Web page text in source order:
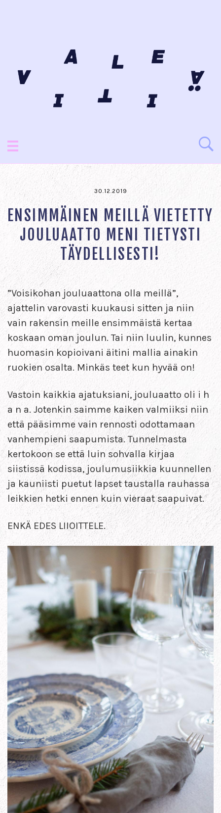
30.12.2019
ENSIMMÄINEN MEILLÄ VIETETTY
JOULUAATTO MENI TIETYSTI
TÄYDELLISESTI!
”Voisikohan jouluaattona olla meillä”,
ajattelin varovasti kuukausi sitten ja niin
vain rakensin meille ensimmäistä kertaa
koskaan oman joulun. Tai niin luulin, kunnes
huomasin kopioivani äitini mallia ainakin
ruokien osalta. Minkäs teet kun hyvää on!
Vastoin kaikkia ajatuksiani, jouluaatto oli i h
a n a. Jotenkin saimme kaiken valmiiksi niin
että pääsimme vain rennosti odottamaan
vanhempieni saapumista. Tunnelmasta
kertokoon se että luin sohvalla kirjaa
siistissä kodissa, joulumusiikkia kuunnellen
ja kauniisti puetut lapset taustalla rauhassa
leikkien hetki ennen kuin vieraat saapuivat.
ENKÄ EDES LIIOITTELE.